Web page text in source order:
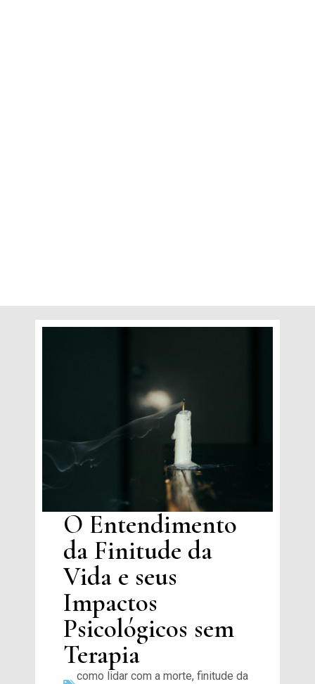
O Entendimento
da Finitude da
Vida e seus
Impactos
Psicológicos sem
Terapia
como lidar com a morte, finitude da